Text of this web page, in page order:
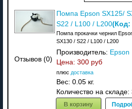
Отзывов (0)
Помпа Epson SX125/
S22 / L100 / L200(Код:
Помпа прокачки чернил
SX130 / S22 / L100 / L200
Производитель: Epson
Цена: 300 руб
плюс доставка
Вес: 0.05 кг.
Количество на складе:
В корзину